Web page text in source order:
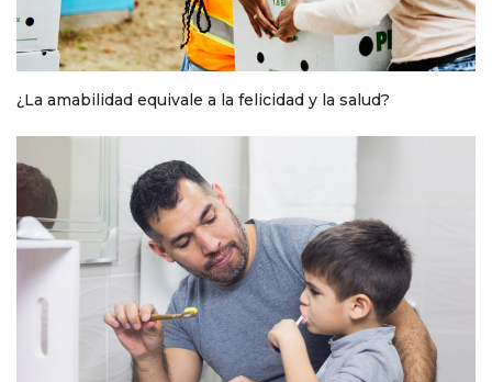
¿La amabilidad equivale a la felicidad y la salud?